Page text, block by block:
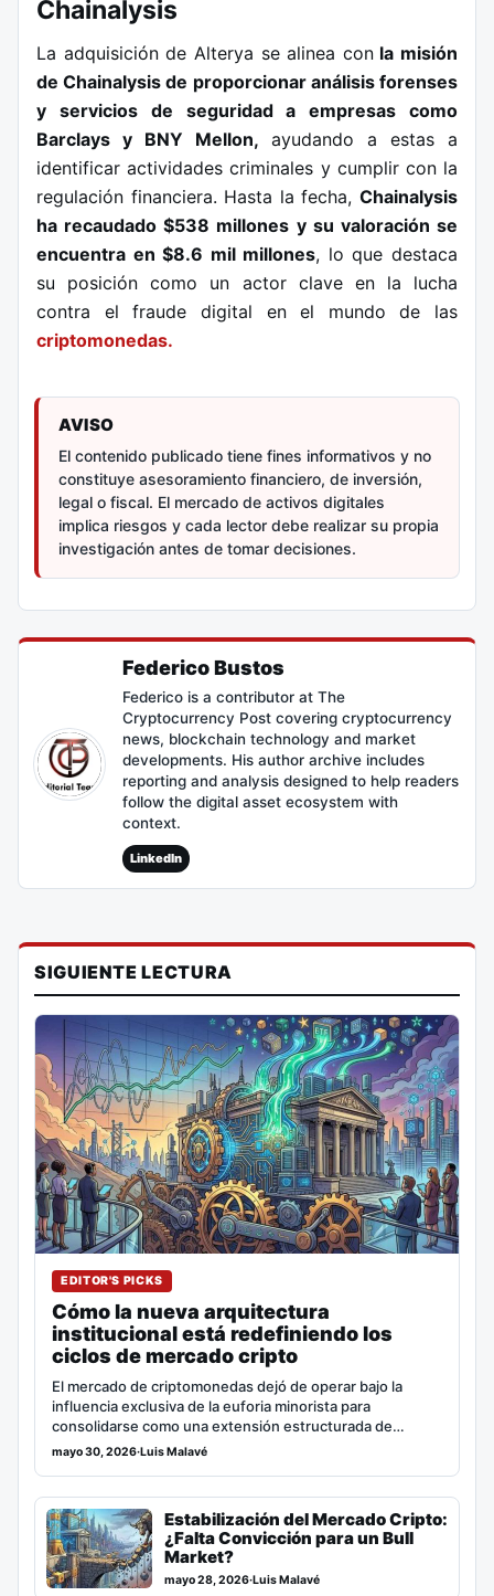
Chainalysis
La adquisición de Alterya se alinea conla misión
de Chainalysis de proporcionar análisis forenses
y servicios de seguridad a empresas como
Barclays y BNY Mellon, ayudando a estas a
identificar actividades criminales y cumplir con la
regulación financiera. Hasta la fecha, Chainalysis
ha recaudado $538 millones y su valoración se
encuentra en $8.6 mil millones, lo que destaca
su posición como un actor clave en la lucha
contra el fraude digital en el mundo de las
criptomonedas.
AVISO
El contenido publicado tiene fines informativos y no
constituye asesoramiento financiero, de inversión,
legal o fiscal. El mercado de activos digitales
implica riesgos y cada lector debe realizar su propia
investigación antes de tomar decisiones.
Federico Bustos
Federico is a contributor at The
Cryptocurrency Post covering cryptocurrency
news, blockchain technology and market
developments. His author archive includes
reporting and analysis designed to help readers
follow the digital asset ecosystem with
context.
LinkedIn
SIGUIENTE LECTURA
EDITOR'S PICKS
Cómo la nueva arquitectura
institucional está redefiniendo los
ciclos de mercado cripto
El mercado de criptomonedas dejó de operar bajo la
influencia exclusiva de la euforia minorista para
consolidarse como una extensión estructurada de…
mayo 30, 2026·Luis Malavé
Estabilización del Mercado Cripto:
¿Falta Convicción para un Bull
Market?
mayo 28, 2026·Luis Malavé